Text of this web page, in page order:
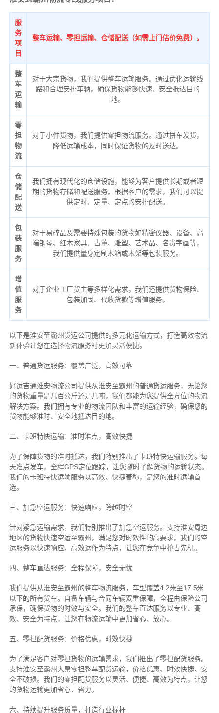
服
务
项
目
整车运输、零担运输、仓储配送（如需上门估价免费）。
整
车
运
输
对于大宗货物，我们提供整车运输服务。通过优化运输线
路和合理安排车辆，确保货物能够快速、安全抵达目的
地。
零
担
物
流
对于小件货物，我们提供零担物流服务。通过拼车发货，
降低运输成本，同时保证货物的及时送达。
仓
储
配
送
我们拥有现代化的仓储设施，能够为客户提供长期或者短
期的货物存储和配送服务。根据客户的需求，我们可以提
供定时、定量、定点的安排配送。
包
装
服
务
对于易碎品及需要特殊包装的货物如精密仪器、设备、高
端钢琴、红木家具、古董、雕塑、艺术品、名贵字画等，
我们提供量身定制木箱或木架等包装服务。
增
值
服
务
对于企业工厂货主等多样化需求，我们还提供货物保险、
包装加固、代收货款等增值服务。
以下是淮安至霸州货运公司提供的多元化运输方式，打造高效物流
新体验让您在选择物流服务时更加灵活便捷。
一、普通货运服务：覆盖广泛，高效可靠
好运吉通淮安物流公司提供从淮安至霸州的普通货运服务，无论您
的货物重量是几百公斤还是几吨，我们都能为您提供全方位的物流
解决方案。我们拥有专业的物流团队和丰富的运输经验，确保您的
货物能够准时、安全地抵达目的地。
二、卡班特快运输：准时准点，高效快捷
为了保障货物的准时抵达，我们特别推出了卡班特快运输服务。每
天准点发车，全程GPS定位跟踪，让您随时了解货物的运输状态。
我们的卡班特快运输服务以高效、快捷著称，是您的准时运输首
选。
三、加急空运服务：快速响应，跨越时空
针对紧急运输需求，我们特别推出了加急空运服务。支持淮安周边
地区的货物快速空运至霸州，满足您对时效性的高要求。我们的空
运服务以快速响应、高效运作为特点，让您在竞争中抢占先机。
四、整车直达服务：全程保障，安全无忧
我们提供从淮安至霸州的整车物流服务，车型覆盖4.2米至17.5米
以下的所有货车。自备车辆与合同车辆双重保障，全程由保险公司
承保，确保货物的时效与安全。我们的整车直达服务以专业、高
效、安全为特点，让您在物流运输中更加省心、放心。
五、零担配货服务：价格优惠，时效快捷
为了满足客户对零担货物的运输需求，我们推出了零担配货服务。
支持淮安至霸州大票零担整车配货运输，价格优惠、时效快捷、安
全不破损。我们的零担配货服务以灵活、便捷、高效为特点，让您
的货物运输更加省心、省力。
六、持续提升服务质量，打造行业标杆